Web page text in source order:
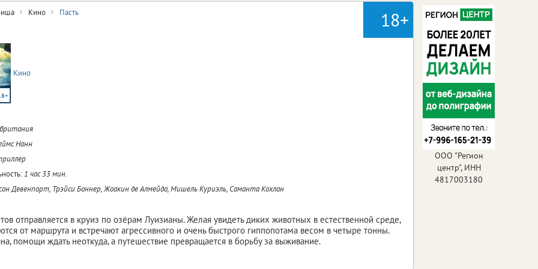
18+
Кино Пасть
Кино
Нанн
1 час 33 мин.
Девенпорт, Трэйси Боннер, Жоакин де Алмейда, Мишель Куриэль, Саманта Кохлан
отправляется в круиз по озёрам Луизианы. Желая увидеть диких животных в естественной среде,
от маршрута и встречают агрессивного и очень быстрого гиппопотама весом в четыре тонны.
помощи ждать неоткуда, а путешествие превращается в борьбу за выживание.
ООО "Регион
центр", ИНН
4817003180